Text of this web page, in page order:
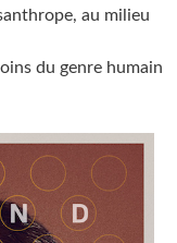
au milieu
du genre humain